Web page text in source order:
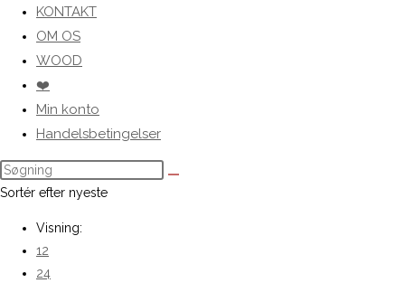
search
KONTAKT
OM OS
WOOD
❤️
Min konto
Handelsbetingelser
Sortér efter nyeste
Visning:
12
24